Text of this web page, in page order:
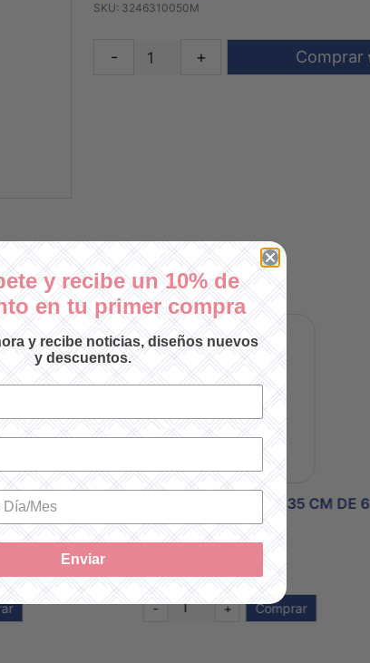
SKU: 3246310050M
- + Comprar
CM DE 8
AGUJAS DE BAMBOO DMC 35 CM DE 6
MM
SKU: U2137/6
$202.00 MXN
- + Comprar
y recibe un 10% de
en tu primer compra
y recibe noticias, diseños nuevos
y descuentos.
Enviar